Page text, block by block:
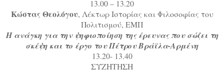
13.00 – 13.20
Κώστας Θεολόγου, Λέκτωρ Ιστορίας και Φιλοσοφίας του
Πολιτισμού, ΕΜΠ
Η ανάγκη για την ψηφιοποίηση της έρευνας που σώζει τη
σκέψη και το έργο του Πέτρου Βράϊλα-Αρμένη
13.20- 13.40
ΣΥΖΗΤΗΣΗ